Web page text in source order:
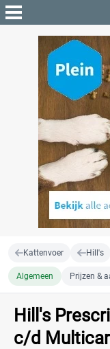
Kattenvoer Hill's
Algemeen Prijzen &
Hill's
c/d